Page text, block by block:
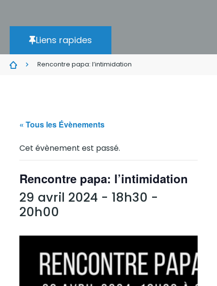
Liens rapides
Rencontre papa: l’intimidation
« Tous les Évènements
Cet évènement est passé.
Rencontre papa: l’intimidation
29 avril 2024 - 18h30 -
20h00